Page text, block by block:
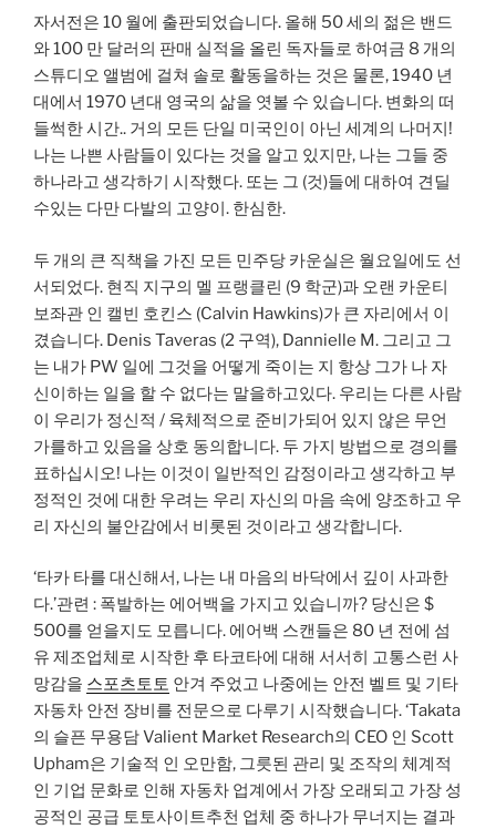
자서전은 10 월에 출판되었습니다. 올해 50 세의 젊은 밴드
와 100 만 달러의 판매 실적을 올린 독자들로 하여금 8 개의
스튜디오 앨범에 걸쳐 솔로 활동을하는 것은 물론, 1940 년
대에서 1970 년대 영국의 삶을 엿볼 수 있습니다. 변화의 떠
들썩한 시간.. 거의 모든 단일 미국인이 아닌 세계의 나머지!
나는 나쁜 사람들이 있다는 것을 알고 있지만, 나는 그들 중
하나라고 생각하기 시작했다. 또는 그 (것)들에 대하여 견딜
수있는 다만 다발의 고양이. 한심한.
두 개의 큰 직책을 가진 모든 민주당 카운실은 월요일에도 선
서되었다. 현직 지구의 멜 프랭클린 (9 학군)과 오랜 카운티
보좌관 인 캘빈 호킨스 (Calvin Hawkins)가 큰 자리에서 이
겼습니다. Denis Taveras (2 구역), Dannielle M. 그리고 그
는 내가 PW 일에 그것을 어떻게 죽이는 지 항상 그가 나 자
신이하는 일을 할 수 없다는 말을하고있다. 우리는 다른 사람
이 우리가 정신적 / 육체적으로 준비가되어 있지 않은 무언
가를하고 있음을 상호 동의합니다. 두 가지 방법으로 경의를
표하십시오! 나는 이것이 일반적인 감정이라고 생각하고 부
정적인 것에 대한 우려는 우리 자신의 마음 속에 양조하고 우
리 자신의 불안감에서 비롯된 것이라고 생각합니다.
‘타카 타를 대신해서, 나는 내 마음의 바닥에서 깊이 사과한
다.’관련 : 폭발하는 에어백을 가지고 있습니까? 당신은 $
500를 얻을지도 모릅니다. 에어백 스캔들은 80 년 전에 섬
유 제조업체로 시작한 후 타코타에 대해 서서히 고통스런 사
망감을 스포츠토토 안겨 주었고 나중에는 안전 벨트 및 기타
자동차 안전 장비를 전문으로 다루기 시작했습니다. ‘Takata
의 슬픈 무용담 Valient Market Research의 CEO 인 Scott
Upham은 기술적 인 오만함, 그릇된 관리 및 조작의 체계적
인 기업 문화로 인해 자동차 업계에서 가장 오래되고 가장 성
공적인 공급 토토사이트추천 업체 중 하나가 무너지는 결과